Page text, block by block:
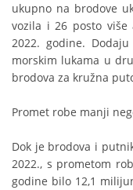
ukupno na brodove
vozila i 26 posto više
2022. godine.
morskim lukama u
brodova za kružna
Promet robe manji
Dok je brodova i
2022., s prometom
godine bilo 12,1